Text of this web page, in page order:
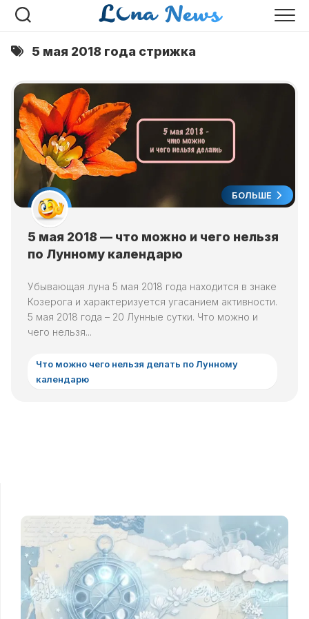
Перейти
5 мая 2018 года стрижка
БОЛЬШЕ
5 мая 2018 — что можно и чего нельзя
по Лунному календарю
Убывающая луна 5 мая 2018 года находится в знаке
Козерога и характеризуется угасанием активности.
5 мая 2018 года – 20 Лунные сутки. Что можно и
чего нельзя...
Что можно чего нельзя делать по Лунному
календарю